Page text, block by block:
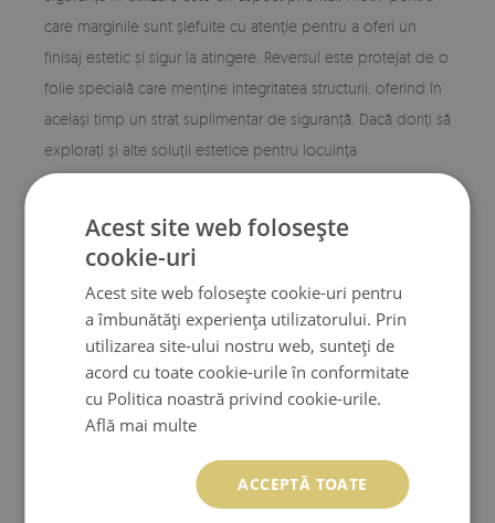
care marginile sunt șlefuite cu atenție pentru a oferi un
finisaj estetic și sigur la atingere. Reversul este protejat de o
folie specială care menține integritatea structurii, oferind în
același timp un strat suplimentar de siguranță. Dacă doriți să
explorați și alte soluții estetice pentru locuința
dumneavoastră, puteți analiza
variate.
Montaj versatil și întreținere ușoară în
spații moderne
Sistemul de fixare este conceput pentru a permite o
instalare simplă și stabilă pe orice suprafață verticală,
precum distanțierele din spumă, se păstrează o distanță
uniformă față de perete, prevenind astfel tensiunile în
Acest site web folosește
cookie-uri
Acest site web folosește cookie-uri pentru
a îmbunătăți experiența utilizatorului. Prin
utilizarea site-ului nostru web, sunteți de
acord cu toate cookie-urile în conformitate
cu Politica noastră privind cookie-urile.
Află mai multe
ACCEPTĂ TOATE